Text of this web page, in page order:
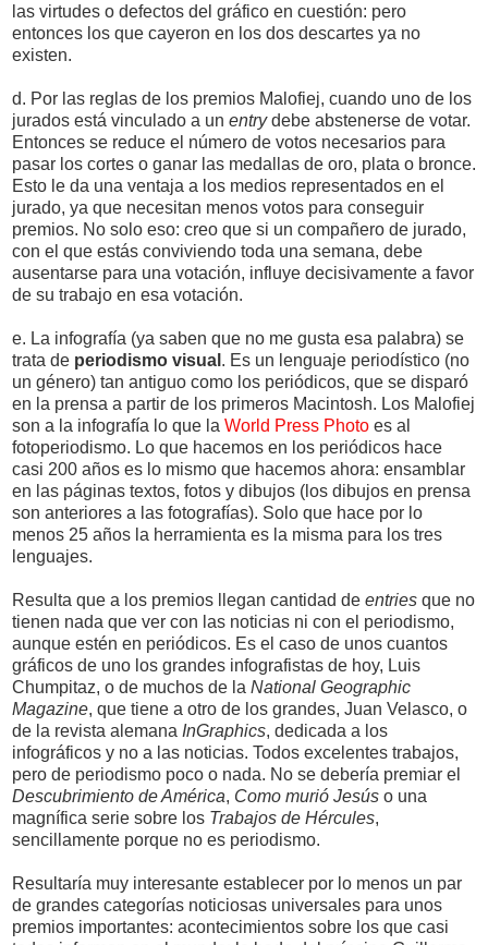
las virtudes o defectos del gráfico en cuestión: pero
entonces los que cayeron en los dos descartes ya no
existen.
d. Por las reglas de los premios Malofiej, cuando uno de los
jurados está vinculado a un entrydebe abstenerse de votar.
Entonces se reduce el número de votos necesarios para
pasar los cortes o ganar las medallas de oro, plata o bronce.
Esto le da una ventaja a los medios representados en el
jurado, ya que necesitan menos votos para conseguir
premios. No solo eso: creo que si un compañero de jurado,
con el que estás conviviendo toda una semana, debe
ausentarse para una votación, influye decisivamente a favor
de su trabajo en esa votación.
e. La infografía (ya saben que no me gusta esa palabra) se
trata de periodismo visual . Es un lenguaje periodístico (no
un género) tan antiguo como los periódicos, que se disparó
en la prensa a partir de los primeros Macintosh. Los Malofiej
son a la infografía lo que la World Press Photo es al
fotoperiodismo. Lo que hacemos en los periódicos hace
casi 200 años es lo mismo que hacemos ahora: ensamblar
en las páginas textos, fotos y dibujos (los dibujos en prensa
son anteriores a las fotografías). Solo que hace por lo
menos 25 años la herramienta es la misma para los tres
lenguajes.
Resulta que a los premios llegan cantidad de entries que no
tienen nada que ver con las noticias ni con el periodismo,
aunque estén en periódicos. Es el caso de unos cuantos
gráficos de uno los grandes infografistas de hoy, Luis
Chumpitaz, o de muchos de la National Geographic
Magazine, que tiene a otro de los grandes, Juan Velasco, o
de la revista alemana InGraphics, dedicada a los
infográficos y no a las noticias. Todos excelentes trabajos,
pero de periodismo poco o nada. No se debería premiar el
Descubrimiento de América, Como murió Jesús o una
magnífica serie sobre los Trabajos de Hércules,
sencillamente porque no es periodismo.
Resultaría muy interesante establecer por lo menos un par
de grandes categorías noticiosas universales para unos
premios importantes: acontecimientos sobre los que casi